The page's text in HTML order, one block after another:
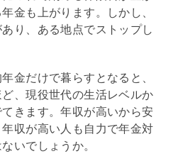
金も上がります。しかし、
り、ある地点でストップし
金だけで暮らすとなると、
、現役世代の生活レベルか
きます。年収が高いから安
収が高い人も自力で年金対
いでしょうか。